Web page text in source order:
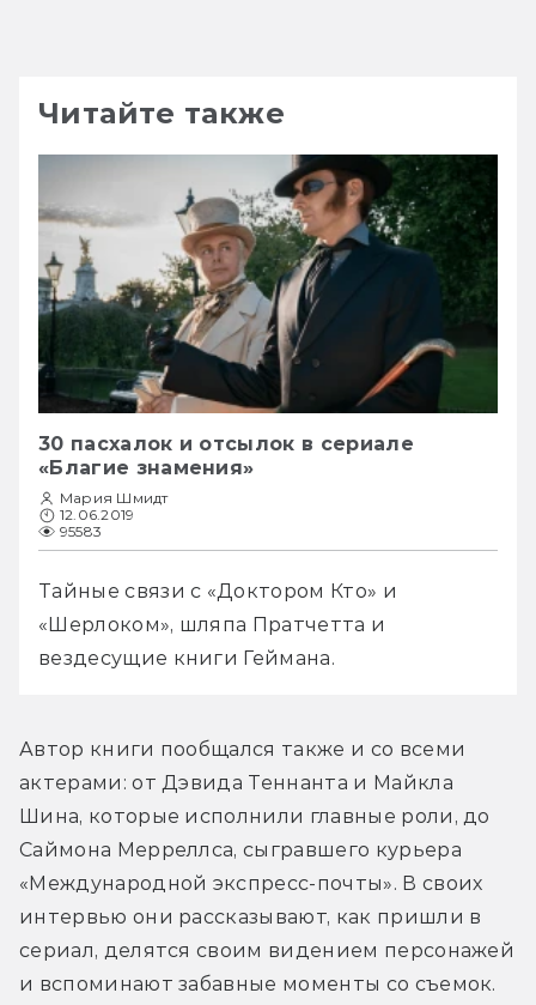
Читайте также
30 пасхалок и отсылок в сериале
«Благие знамения»
Мария Шмидт
12.06.2019
95583
Тайные связи с «Доктором Кто» и
«Шерлоком», шляпа Пратчетта и
вездесущие книги Геймана.
Автор книги пообщался также и со всеми
актерами: от Дэвида Теннанта и Майкла
Шина, которые исполнили главные роли, до
Саймона Мерреллса, сыгравшего курьера
«Международной экспресс-почты». В своих
интервью они рассказывают, как пришли в
сериал, делятся своим видением персонажей
и вспоминают забавные моменты со съемок.